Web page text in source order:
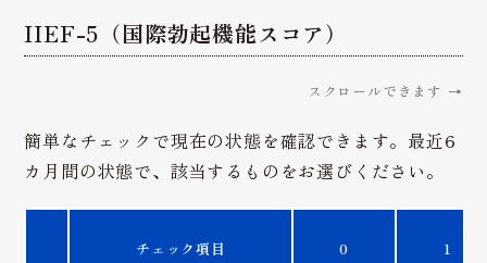
IIEF-5（国際勃起機能スコア）
スクロールできます →
簡単なチェックで現在の状態を確認できます。最近6
カ月間の状態で、該当するものをお選びください。
チェック項目 0 1